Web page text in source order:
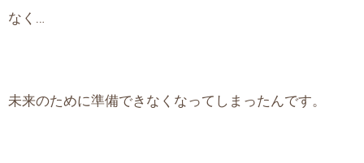
なく…
未来のために準備できなくなってしまったんです。